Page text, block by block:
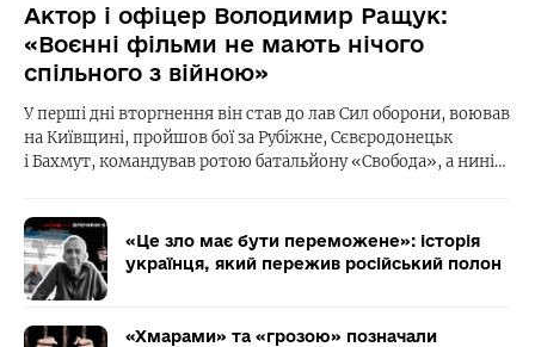
Актор і офіцер Володимир Ращук:
«Воєнні фільми не мають нічого
спільного з війною»
У перші дні вторгнення він став до лав Сил оборони, воював
на Київщині, пройшов бої за Рубіжне, Сєвєродонецьк
і Бахмут, командував ротою батальйону «Свобода», а нині…
«Це зло має бути переможене»: історія
українця, який пережив російський полон
«Хмарами» та «грозою» позначали